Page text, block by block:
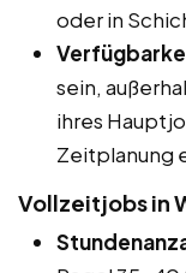
oder in
sein,
ihres
Zeitplanung
Vollzeitjobs in